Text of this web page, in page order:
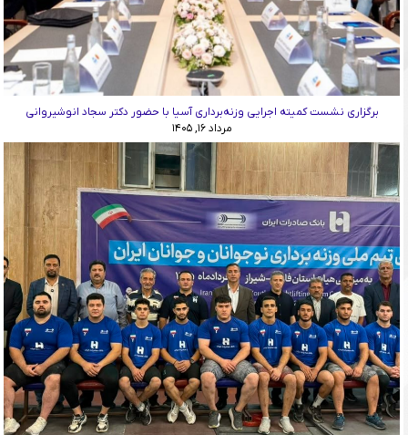
برگزاری نشست کمیته اجرایی وزنه‌برداری آسیا با حضور دکتر سجاد انوشیروانی
مرداد ۱۶, ۱۴۰۵